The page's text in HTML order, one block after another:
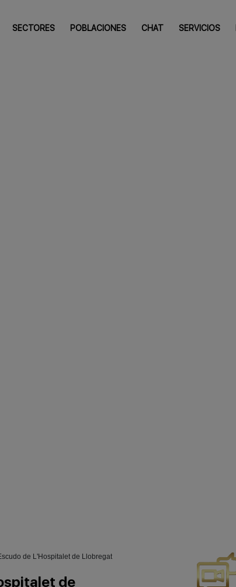
SECTORES POBLACIONES CHAT SERVICIOS
de